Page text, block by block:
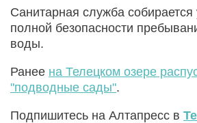
Санитарная служба собирается
полной безопасности
воды.
Ранее на Телецком озере
"подводные сады".
Подпишитесь на Алтапресс в